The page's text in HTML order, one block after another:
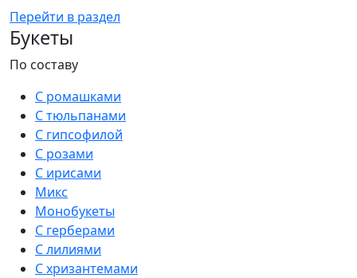
Перейти в раздел
Букеты
По составу
С ромашками
С тюльпанами
С гипсофилой
С розами
С ирисами
Микс
Монобукеты
С герберами
С лилиями
С хризантемами